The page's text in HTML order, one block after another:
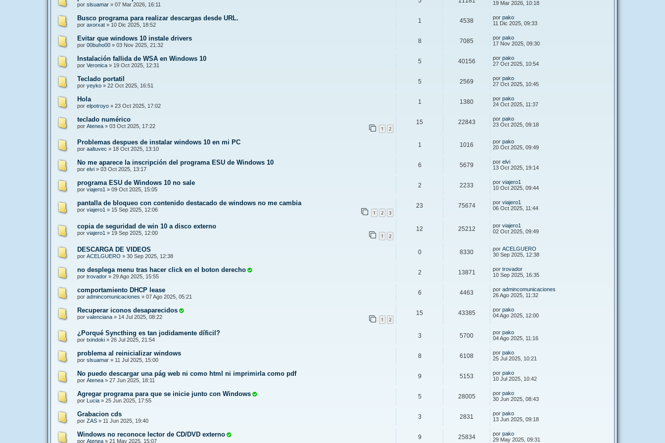
por slsuamar » 07 Mar 2026, 16:11
19 Mar 2026, 10:18
Busco programa para realizar descargas desde URL.
por axorxat » 10 Dic 2025, 18:52
1 4538 por pako
11 Dic 2025, 09:33
Evitar que windows 10 instale drivers
por 00buho00 » 03 Nov 2025, 21:32
8 7085 por pako
17 Nov 2025, 09:30
Instalación fallida de WSA en Windows 10
por Veronica » 19 Oct 2025, 12:31
5 40156 por pako
27 Oct 2025, 10:54
Teclado portatil
por yeyko » 22 Oct 2025, 16:51
5 2569 por pako
27 Oct 2025, 10:45
Hola
por elpotroyo » 23 Oct 2025, 17:02
1 1380 por pako
24 Oct 2025, 11:37
teclado numérico
por Atenea » 03 Oct 2025, 17:22 1 2
15 22843 por pako
23 Oct 2025, 09:18
Problemas despues de instalar windows 10 en mi PC
por aaltuvec » 18 Oct 2025, 13:10
1 1016 por pako
20 Oct 2025, 09:49
No me aparece la inscripción del programa ESU de Windows 10
por elvi » 03 Oct 2025, 13:17
6 5679 por elvi
13 Oct 2025, 19:14
programa ESU de Windows 10 no sale
por viajero1 » 09 Oct 2025, 15:05
2 2233 por viajero1
10 Oct 2025, 09:44
pantalla de bloqueo con contenido destacado de windows no me cambia
por viajero1 » 15 Sep 2025, 12:06 1 2 3
23 75674 por viajero1
06 Oct 2025, 11:44
copia de seguridad de win 10 a disco externo
por viajero1 » 19 Sep 2025, 12:00 1 2
12 25212 por viajero1
02 Oct 2025, 09:49
DESCARGA DE VIDEOS
por ACELGUERO » 30 Sep 2025, 12:38
0 8330 por ACELGUERO
30 Sep 2025, 12:38
no desplega menu tras hacer click en el boton derecho
por trovador » 29 Ago 2025, 15:55
2 13871 por trovador
10 Sep 2025, 16:35
comportamiento DHCP lease
por admincomunicaciones » 07 Ago 2025, 05:21
6 4463 por admincomunicaciones
26 Ago 2025, 11:32
Recuperar iconos desaparecidos
por valenciana » 14 Jul 2025, 08:22 1 2
15 43385 por pako
04 Ago 2025, 12:00
¿Porqué Syncthing es tan jodidamente díficil?
por txindoki » 26 Jul 2025, 21:54
3 5700 por pako
04 Ago 2025, 11:16
problema al reinicializar windows
por slsuamar » 11 Jul 2025, 15:00
8 6108 por pako
25 Jul 2025, 10:21
No puedo descargar una pág web ni como html ni imprimirla como pdf
por Atenea » 27 Jun 2025, 18:11
9 5153 por pako
10 Jul 2025, 10:42
Agregar programa para que se inicie junto con Windows
por Lucia » 25 Jun 2025, 17:55
5 28005 por pako
30 Jun 2025, 08:43
Grabacion cds
por ZAS » 11 Jun 2025, 19:40
3 2831 por pako
13 Jun 2025, 09:18
Windows no reconoce lector de CD/DVD externo
por Atenea » 21 May 2025, 15:07
9 25834 por pako
29 May 2025, 09:31